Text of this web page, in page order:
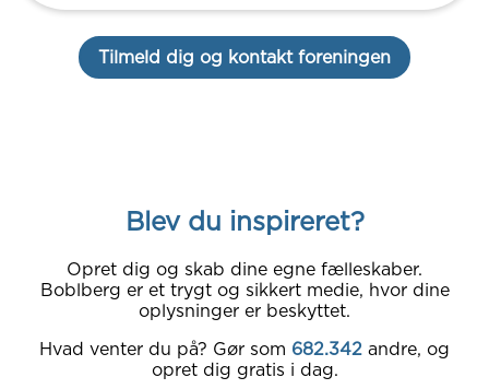
Tilmeld dig og kontakt foreningen
Blev du inspireret?
Opret dig og skab dine egne fælleskaber.
Boblberg er et trygt og sikkert medie, hvor dine
oplysninger er beskyttet.
Hvad venter du på? Gør som 682.342 andre, og
opret dig gratis i dag.